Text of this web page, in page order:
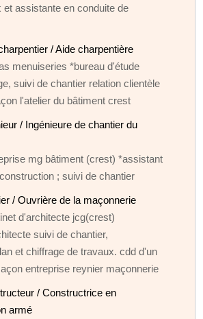
assistante en conduite de
/ Aide charpentière
menuiseries *bureau d'étude
suivi de chantier relation clientèle
l'atelier du bâtiment crest
/ Ingénieure de chantier du
mg bâtiment (crest) *assistant
; suivi de chantier
/ Ouvrière de la maçonnerie
d'architecte jcg(crest)
suivi de chantier,
et chiffrage de travaux. cdd d'un
entreprise reynier maçonnerie
/ Constructrice en
armé